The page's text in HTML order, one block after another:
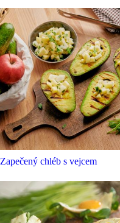
Zapečený chléb s vejcem